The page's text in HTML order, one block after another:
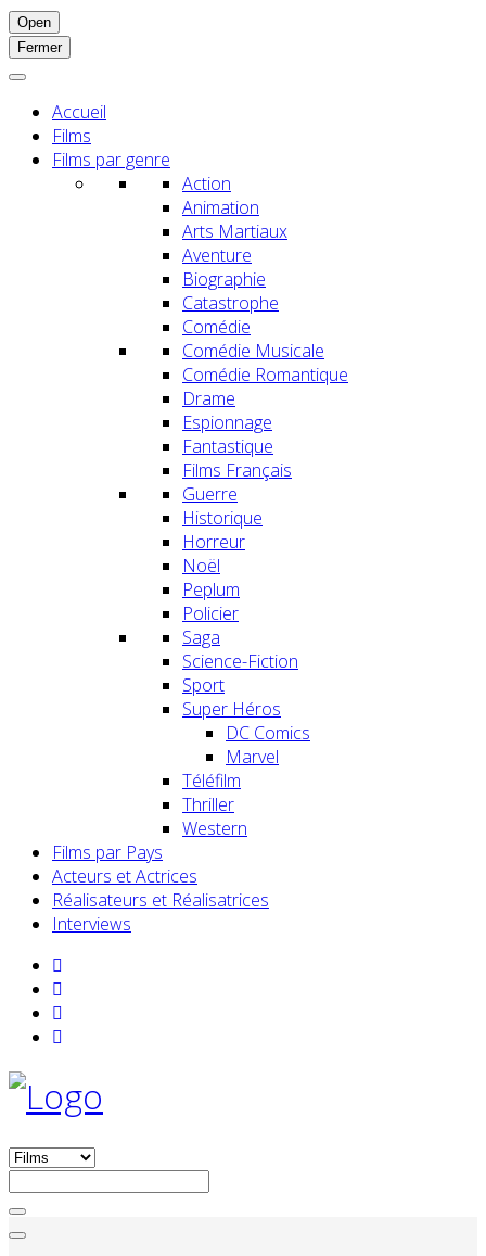
Open
Fermer
Accueil
Films
Films par genre
Action
Animation
Arts Martiaux
Aventure
Biographie
Catastrophe
Comédie
Comédie Musicale
Comédie Romantique
Drame
Espionnage
Fantastique
Films Français
Guerre
Historique
Horreur
Noël
Peplum
Policier
Saga
Science-Fiction
Sport
Super Héros
DC Comics
Marvel
Téléfilm
Thriller
Western
Films par Pays
Acteurs et Actrices
Réalisateurs et Réalisatrices
Interviews